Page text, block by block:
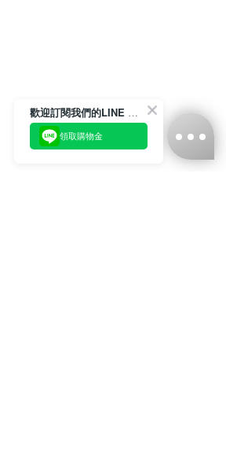
歡迎訂閱我們的LINE 官方帳號
領取購物金